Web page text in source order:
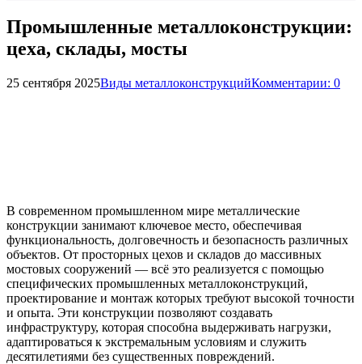
Промышленные металлоконструкции:
цеха, склады, мосты
25 сентября 2025Виды металлоконструкцийКомментарии: 0
В современном промышленном мире металлические
конструкции занимают ключевое место, обеспечивая
функциональность, долговечность и безопасность различных
объектов. От просторных цехов и складов до массивных
мостовых сооружений — всё это реализуется с помощью
специфических промышленных металлоконструкций,
проектирование и монтаж которых требуют высокой точности
и опыта. Эти конструкции позволяют создавать
инфраструктуру, которая способна выдерживать нагрузки,
адаптироваться к экстремальным условиям и служить
десятилетиями без существенных повреждений.